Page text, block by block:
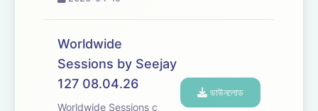
путешествие, которое
переступает границы,
увлекательное
исследование
различных культур и
Worldwide
Sessions by Seejay
127 08.04.26
Worldwide Sessions с
ডাউনলোড